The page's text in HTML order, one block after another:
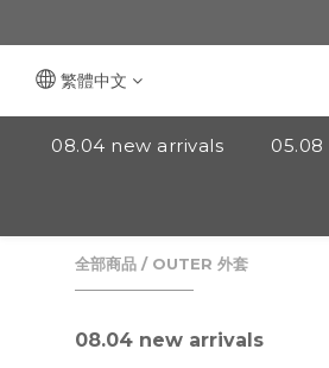
繁體中文
08.04 new arrivals 05.08
全部商品 / OUTER 外套
08.04 new arrivals